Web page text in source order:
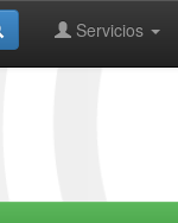
Servicios